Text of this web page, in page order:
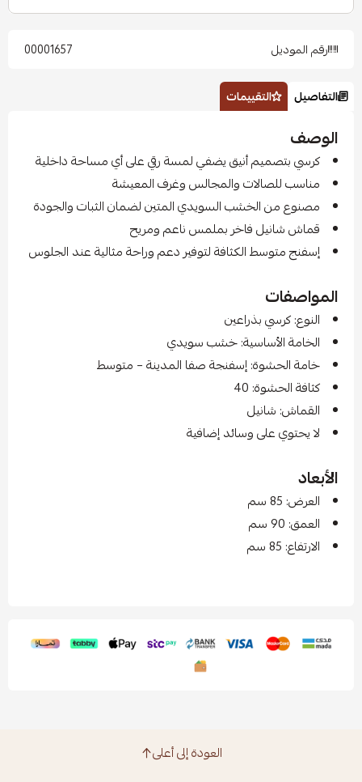
رقم الموديل 00001657
التفاصيل التقييمات
الوصف
كرسي بتصميم أنيق يضفي لمسة رقي على أي مساحة داخلية
مناسب للصالات والمجالس وغرف المعيشة
مصنوع من الخشب السويدي المتين لضمان الثبات والجودة
قماش شانيل فاخر بملمس ناعم ومريح
إسفنج متوسط الكثافة لتوفير دعم وراحة مثالية عند الجلوس
المواصفات
النوع: كرسي بذراعين
الخامة الأساسية: خشب سويدي
خامة الحشوة: إسفنجة صفا المدينة – متوسط
كثافة الحشوة: 40
القماش: شانيل
لا يحتوي على وسائد إضافية
الأبعاد
العرض: 85 سم
العمق: 90 سم
الارتفاع: 85 سم
العودة إلى أعلى